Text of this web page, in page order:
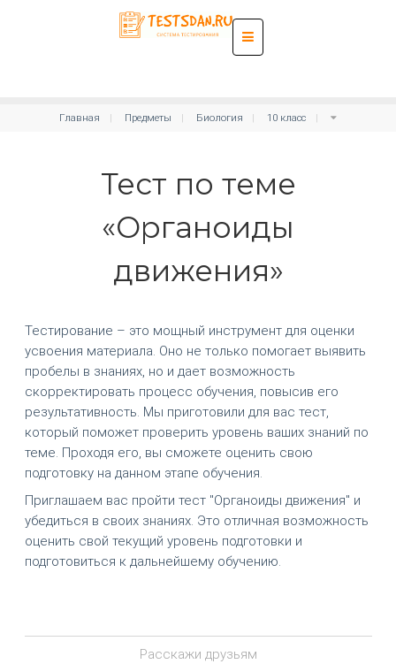
Главная Предметы Биология 10 класс
Тест по теме
«Органоиды
движения»
Тестирование – это мощный инструмент для оценки
усвоения материала. Оно не только помогает выявить
пробелы в знаниях, но и дает возможность
скорректировать процесс обучения, повысив его
результативность. Мы приготовили для вас тест,
который поможет проверить уровень ваших знаний по
теме. Проходя его, вы сможете оценить свою
подготовку на данном этапе обучения.
Приглашаем вас пройти тест "Органоиды движения" и
убедиться в своих знаниях. Это отличная возможность
оценить свой текущий уровень подготовки и
подготовиться к дальнейшему обучению.
Расскажи друзьям